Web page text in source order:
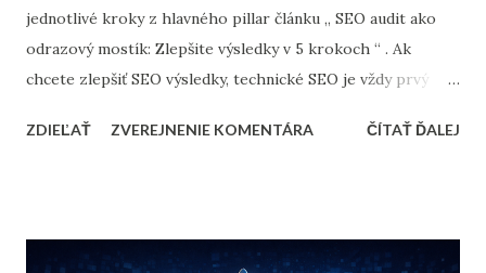
jednotlivé kroky z hlavného pillar článku „ SEO audit ako
odrazový mostík: Zlepšite výsledky v 5 krokoch “ . Ak
chcete zlepšiť SEO výsledky, technické SEO je vždy prvý
dokáže web prehľadať , správne ho pochopí a či ho vôbec
štruktúrovaný tak, aby bol ľahko čitateľný pre ľudí a
ZDIEĽAŤ ZVEREJNENIE KOMENTÁRA ČÍTAŤ ĎALEJ